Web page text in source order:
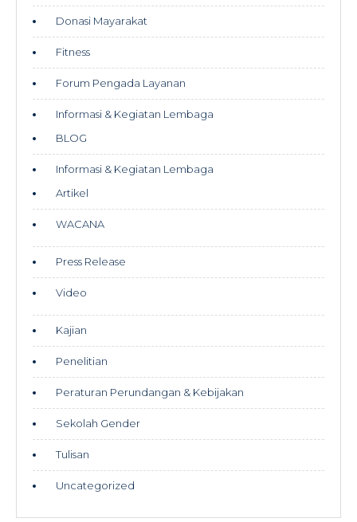
Donasi Mayarakat
Fitness
Forum Pengada Layanan
Informasi & Kegiatan Lembaga
BLOG
Informasi & Kegiatan Lembaga
Artikel
WACANA
Press Release
Video
Kajian
Penelitian
Peraturan Perundangan & Kebijakan
Sekolah Gender
Tulisan
Uncategorized